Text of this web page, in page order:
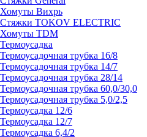
Хомуты Вихрь
Стяжки TOKOV ELECTRIC
Хомуты TDM
Термоусадка
Термоусадочная трубка 16/8
Термоусадочная трубка 14/7
Термоусадочная трубка 28/14
Термоусадочная трубка 60,0/30,0
Термоусадочная трубка 5,0/2,5
Термоусадка 12/6
Термоусадка 12/7
Термоусадка 6,4/2